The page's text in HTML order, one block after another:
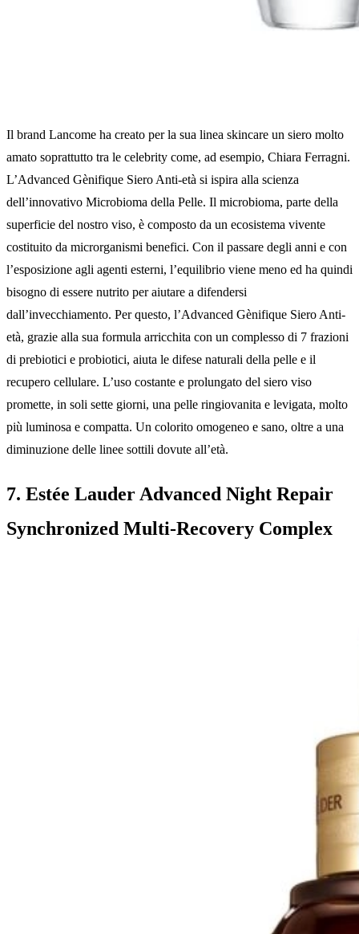
Il brand Lancome ha creato per la sua linea skincare un siero molto
amato soprattutto tra le celebrity come, ad esempio, Chiara Ferragni.
L’Advanced Gènifique Siero Anti-età si ispira alla scienza
dell’innovativo Microbioma della Pelle. Il microbioma, parte della
superficie del nostro viso, è composto da un ecosistema vivente
costituito da microrganismi benefici. Con il passare degli anni e con
l’esposizione agli agenti esterni, l’equilibrio viene meno ed ha quindi
bisogno di essere nutrito per aiutare a difendersi
dall’invecchiamento. Per questo, l’Advanced Gènifique Siero Anti-
età, grazie alla sua formula arricchita con un complesso di 7 frazioni
di prebiotici e probiotici, aiuta le difese naturali della pelle e il
recupero cellulare. L’uso costante e prolungato del siero viso
promette, in soli sette giorni, una pelle ringiovanita e levigata, molto
più luminosa e compatta. Un colorito omogeneo e sano, oltre a una
diminuzione delle linee sottili dovute all’età.
7. Estée Lauder Advanced Night Repair
Synchronized Multi-Recovery Complex